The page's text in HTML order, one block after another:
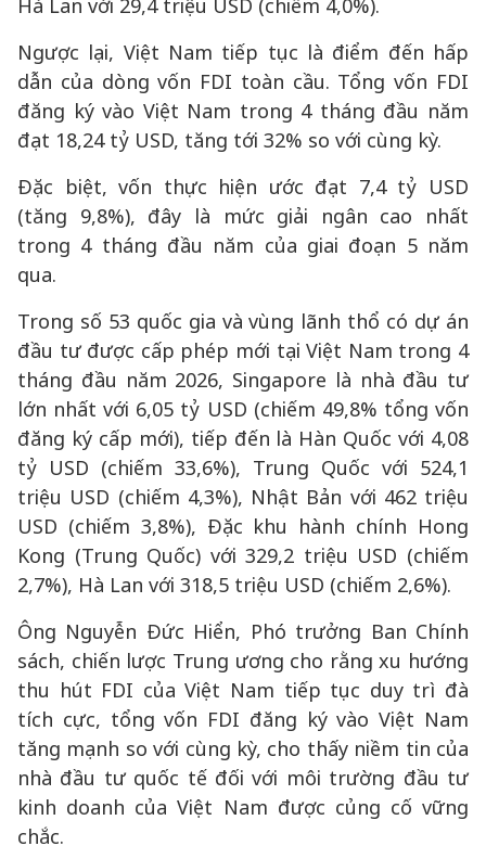
Hà Lan với 29,4 triệu USD (chiếm 4,0%).
Ngược lại, Việt Nam tiếp tục là điểm đến hấp
dẫn của dòng vốn FDI toàn cầu. Tổng vốn FDI
đăng ký vào Việt Nam trong 4 tháng đầu năm
đạt 18,24 tỷ USD, tăng tới 32% so với cùng kỳ.
Đặc biệt, vốn thực hiện ước đạt 7,4 tỷ USD
(tăng 9,8%), đây là mức giải ngân cao nhất
trong 4 tháng đầu năm của giai đoạn 5 năm
qua.
Trong số 53 quốc gia và vùng lãnh thổ có dự án
đầu tư được cấp phép mới tại Việt Nam trong 4
tháng đầu năm 2026, Singapore là nhà đầu tư
lớn nhất với 6,05 tỷ USD (chiếm 49,8% tổng vốn
đăng ký cấp mới), tiếp đến là Hàn Quốc với 4,08
tỷ USD (chiếm 33,6%), Trung Quốc với 524,1
triệu USD (chiếm 4,3%), Nhật Bản với 462 triệu
USD (chiếm 3,8%), Đặc khu hành chính Hong
Kong (Trung Quốc) với 329,2 triệu USD (chiếm
2,7%), Hà Lan với 318,5 triệu USD (chiếm 2,6%).
Ông Nguyễn Đức Hiển, Phó trưởng Ban Chính
sách, chiến lược Trung ương cho rằng xu hướng
thu hút FDI của Việt Nam tiếp tục duy trì đà
tích cực, tổng vốn FDI đăng ký vào Việt Nam
tăng mạnh so với cùng kỳ, cho thấy niềm tin của
nhà đầu tư quốc tế đối với môi trường đầu tư
kinh doanh của Việt Nam được củng cố vững
chắc.